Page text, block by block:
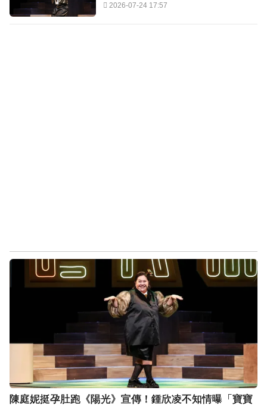
2026-07-24 17:57
陳庭妮挺孕肚跑《陽光》宣傳！鍾欣凌不知情曝「寶寶